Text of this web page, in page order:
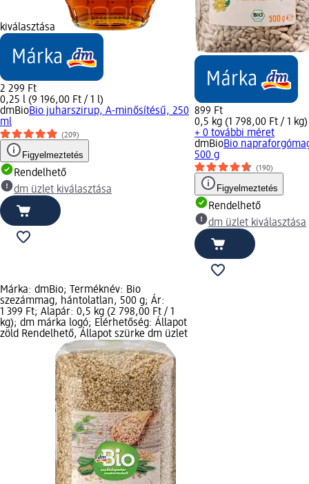
kiválasztása
2 299 Ft
0,25 l (9 196,00 Ft / 1 l)
dmBioBio juharszirup, A-minősítésű, 250
ml
(209)
Figyelmeztetés
Rendelhető
dm üzlet kiválasztása
899 Ft
0,5 kg (1 798,00 Ft / 1 kg)
+ 0 további méret
dmBioBio
500 g
(190)
Figyelmeztetés
Rendelhető
dm üzlet kiválasztása
Márka: dmBio; Terméknév: Bio
szezámmag, hántolatlan, 500 g; Ár:
1 399 Ft; Alapár: 0,5 kg (2 798,00 Ft / 1
kg); dm márka logó; Elérhetőség: Állapot
zöld Rendelhető, Állapot szürke dm üzlet